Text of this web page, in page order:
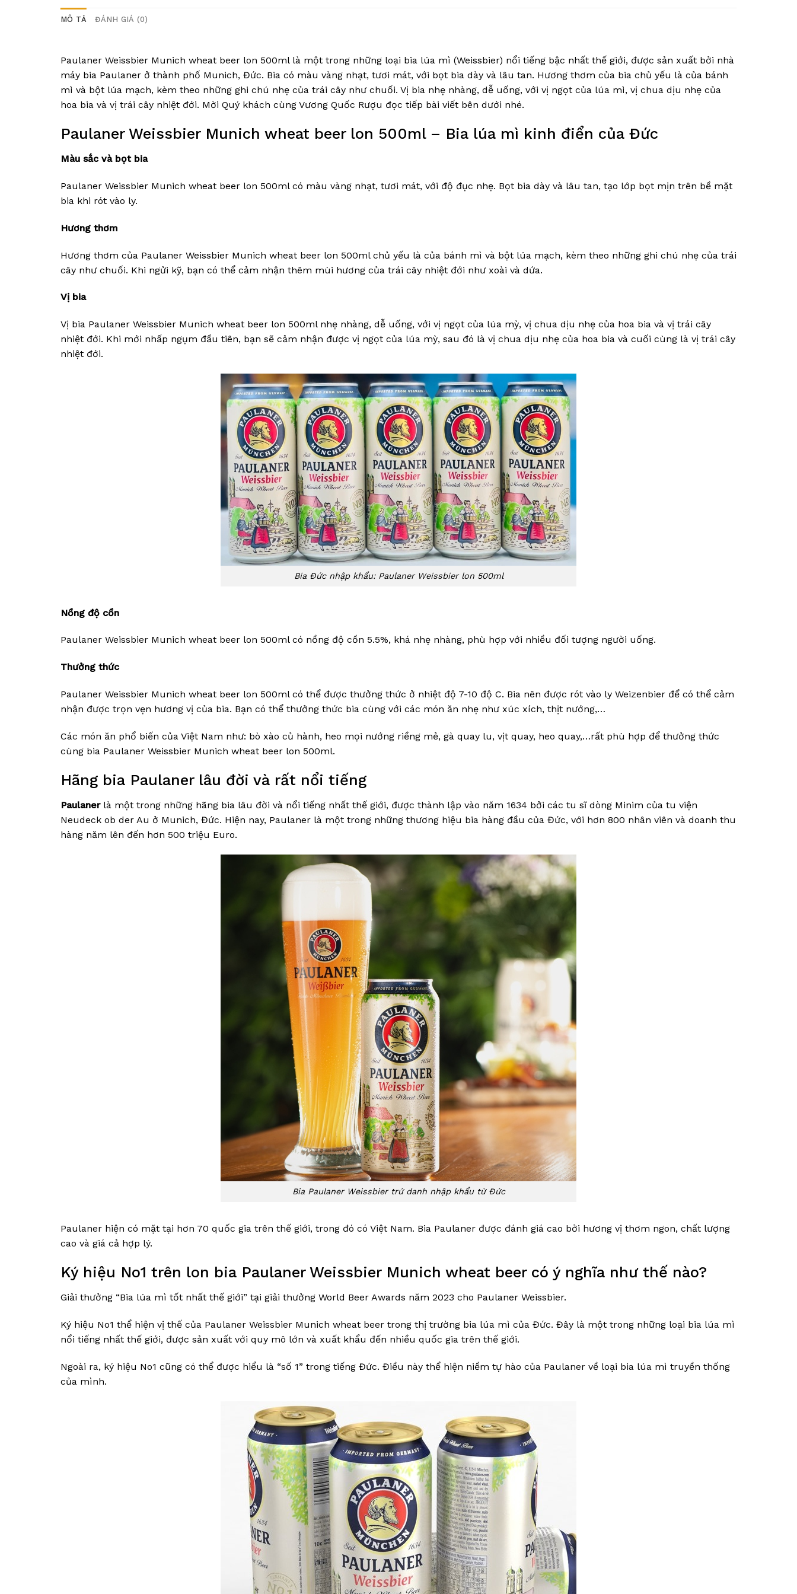
MÔ TẢ ĐÁNH GIÁ (0)
Paulaner Weissbier Munich wheat beer lon 500ml là một trong những loại bia lúa mì (Weissbier) nổi tiếng bậc nhất thế giới, được sản xuất bởi nhà
máy bia Paulaner ở thành phố Munich, Đức. Bia có màu vàng nhạt, tươi mát, với bọt bia dày và lâu tan. Hương thơm của bia chủ yếu là của bánh
mì và bột lúa mạch, kèm theo những ghi chú nhẹ của trái cây như chuối. Vị bia nhẹ nhàng, dễ uống, với vị ngọt của lúa mì, vị chua dịu nhẹ của
hoa bia và vị trái cây nhiệt đới. Mời Quý khách cùng Vương Quốc Rượu đọc tiếp bài viết bên dưới nhé.
Paulaner Weissbier Munich wheat beer lon 500ml – Bia lúa mì kinh điển của Đức
Màu sắc và bọt bia
Paulaner Weissbier Munich wheat beer lon 500ml có màu vàng nhạt, tươi mát, với độ đục nhẹ. Bọt bia dày và lâu tan, tạo lớp bọt mịn trên bề mặt
bia khi rót vào ly.
Hương thơm
Hương thơm của Paulaner Weissbier Munich wheat beer lon 500ml chủ yếu là của bánh mì và bột lúa mạch, kèm theo những ghi chú nhẹ của trái
cây như chuối. Khi ngửi kỹ, bạn có thể cảm nhận thêm mùi hương của trái cây nhiệt đới như xoài và dứa.
Vị bia
Vị bia Paulaner Weissbier Munich wheat beer lon 500ml nhẹ nhàng, dễ uống, với vị ngọt của lúa mỳ, vị chua dịu nhẹ của hoa bia và vị trái cây
nhiệt đới. Khi mới nhấp ngụm đầu tiên, bạn sẽ cảm nhận được vị ngọt của lúa mỳ, sau đó là vị chua dịu nhẹ của hoa bia và cuối cùng là vị trái cây
nhiệt đới.
Bia Đức nhập khẩu: Paulaner Weissbier lon 500ml
Nồng độ cồn
Paulaner Weissbier Munich wheat beer lon 500ml có nồng độ cồn 5.5%, khá nhẹ nhàng, phù hợp với nhiều đối tượng người uống.
Thưởng thức
Paulaner Weissbier Munich wheat beer lon 500ml có thể được thưởng thức ở nhiệt độ 7-10 độ C. Bia nên được rót vào ly Weizenbier để có thể cảm
nhận được trọn vẹn hương vị của bia. Bạn có thể thưởng thức bia cùng với các món ăn nhẹ như xúc xích, thịt nướng,…
Các món ăn phổ biến của Việt Nam như: bò xào củ hành, heo mọi nướng riềng mẻ, gà quay lu, vịt quay, heo quay,…rất phù hợp để thưởng thức
cùng bia Paulaner Weissbier Munich wheat beer lon 500ml.
Hãng bia Paulaner lâu đời và rất nổi tiếng
Paulanerlà một trong những hãng bia lâu đời và nổi tiếng nhất thế giới, được thành lập vào năm 1634 bởi các tu sĩ dòng Minim của tu viện
Neudeck ob der Au ở Munich, Đức. Hiện nay, Paulaner là một trong những thương hiệu bia hàng đầu của Đức, với hơn 800 nhân viên và doanh thu
hàng năm lên đến hơn 500 triệu Euro.
Bia Paulaner Weissbier trứ danh nhập khẩu từ Đức
Paulaner hiện có mặt tại hơn 70 quốc gia trên thế giới, trong đó có Việt Nam. Bia Paulaner được đánh giá cao bởi hương vị thơm ngon, chất lượng
cao và giá cả hợp lý.
Ký hiệu No1 trên lon bia Paulaner Weissbier Munich wheat beer có ý nghĩa như thế nào?
Giải thưởng “Bia lúa mì tốt nhất thế giới” tại giải thưởng World Beer Awards năm 2023 cho Paulaner Weissbier.
Ký hiệu No1 thể hiện vị thế của Paulaner Weissbier Munich wheat beer trong thị trường bia lúa mì của Đức. Đây là một trong những loại bia lúa mì
nổi tiếng nhất thế giới, được sản xuất với quy mô lớn và xuất khẩu đến nhiều quốc gia trên thế giới.
Ngoài ra, ký hiệu No1 cũng có thể được hiểu là “số 1” trong tiếng Đức. Điều này thể hiện niềm tự hào của Paulaner về loại bia lúa mì truyền thống
của mình.